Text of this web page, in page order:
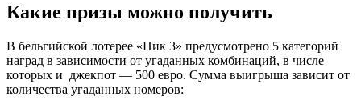
Какие призы можно получить
В бельгийской лотерее «Пик 3» предусмотрено 5 категорий
наград в зависимости от угаданных комбинаций, в числе
которых и джекпот — 500 евро. Сумма выигрыша зависит от
количества угаданных номеров: